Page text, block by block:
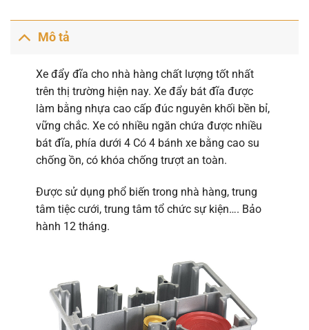
Mô tả
Xe đẩy đĩa cho nhà hàng chất lượng tốt nhất
trên thị trường hiện nay. Xe đẩy bát đĩa được
làm bằng nhựa cao cấp đúc nguyên khối bền bỉ,
vững chắc. Xe có nhiều ngăn chứa được nhiều
bát đĩa, phía dưới 4 Có 4 bánh xe bằng cao su
chống ồn, có khóa chống trượt an toàn.
Được sử dụng phổ biến trong nhà hàng, trung
tâm tiệc cưới, trung tâm tổ chức sự kiện…. Bảo
hành 12 tháng.